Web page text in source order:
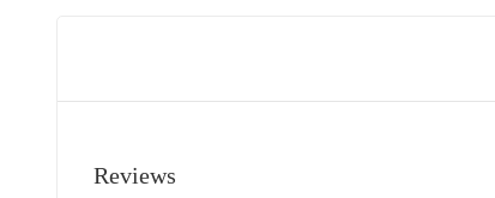
Reviews